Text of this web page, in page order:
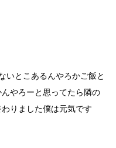
いとこあるんやろかご飯と
やろーと思ってたら隣の
りました僕は元気です